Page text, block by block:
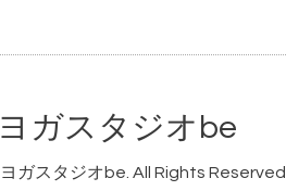
ヨガスタジオbe
ヨガスタジオbe. All Rights